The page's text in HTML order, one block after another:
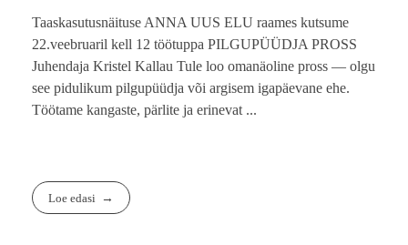
Taaskasutusnäituse ANNA UUS ELU raames kutsume
22.veebruaril kell 12 töötuppa PILGUPÜÜDJA PROSS
Juhendaja Kristel Kallau Tule loo omanäoline pross — olgu
see pidulikum pilgupüüdja või argisem igapäevane ehe.
Töötame kangaste, pärlite ja erinevat ...
Loe edasi